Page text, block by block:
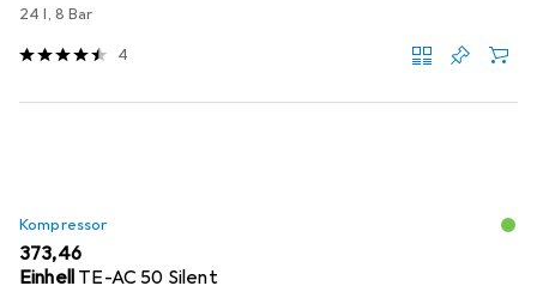
24 l, 8 Bar
4
Kompressor
EUR
373,46
Einhell TE-AC 50 Silent